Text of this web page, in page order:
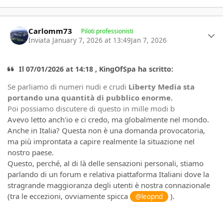
Carlomm73 Piloti professionisti
Inviata January 7, 2026 at 13:49Jan 7, 2026
Il 07/01/2026 at 14:18 , KingOfSpa ha scritto:
Se parliamo di numeri nudi e crudi Liberty Media sta
portando una quantità di pubblico enorme.
Poi possiamo discutere di questo in mille modi b
Avevo letto anch'io e ci credo, ma globalmente nel mondo.
Anche in Italia? Questa non è una domanda provocatoria,
ma più improntata a capire realmente la situazione nel
nostro paese.
Questo, perché, al di là delle sensazioni personali, stiamo
parlando di un forum e relativa piattaforma Italiani dove la
stragrande maggioranza degli utenti è nostra connazionale
(tra le eccezioni, ovviamente spicca
@leopnd ).